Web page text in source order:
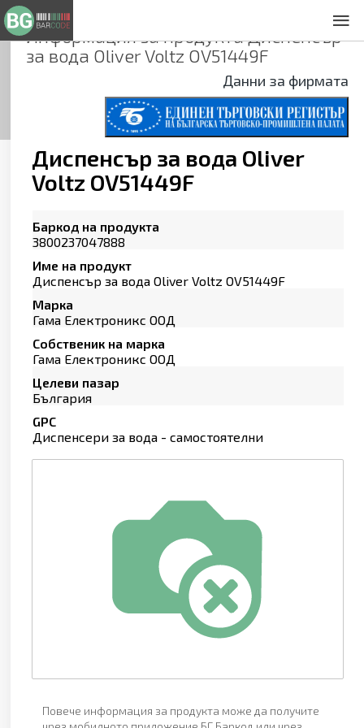
Информация за продуктаДиспенсър
за вода Oliver Voltz OV51449F
Данни за фирмата
Диспенсър за вода Oliver
Voltz OV51449F
Баркод на продукта
3800237047888
Име на продукт
Диспенсър за вода Oliver Voltz OV51449F
Марка
Гама Електроникс ООД
Собственик на марка
Гама Електроникс ООД
Целеви пазар
България
GPC
Диспенсери за вода - самостоятелни
Повече информация за продукта може да получите
Общи условия
Декларация за проверителност
Заснемане на продукти
Контакти